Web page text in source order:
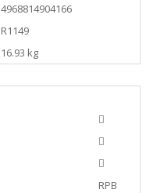
4968814904166
R1149
16.93 kg
RPB